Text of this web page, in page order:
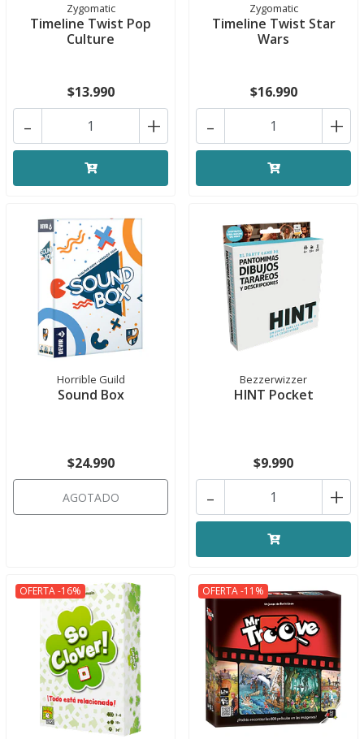
Zygomatic
Timeline Twist Pop
Culture
$13.990
+
-
Zygomatic
Timeline Twist Star
Wars
$16.990
+
-
Horrible Guild
Sound Box
$24.990
AGOTADO
Bezzerwizzer
HINT Pocket
$9.990
+
-
OFERTA -16% OFERTA -11%